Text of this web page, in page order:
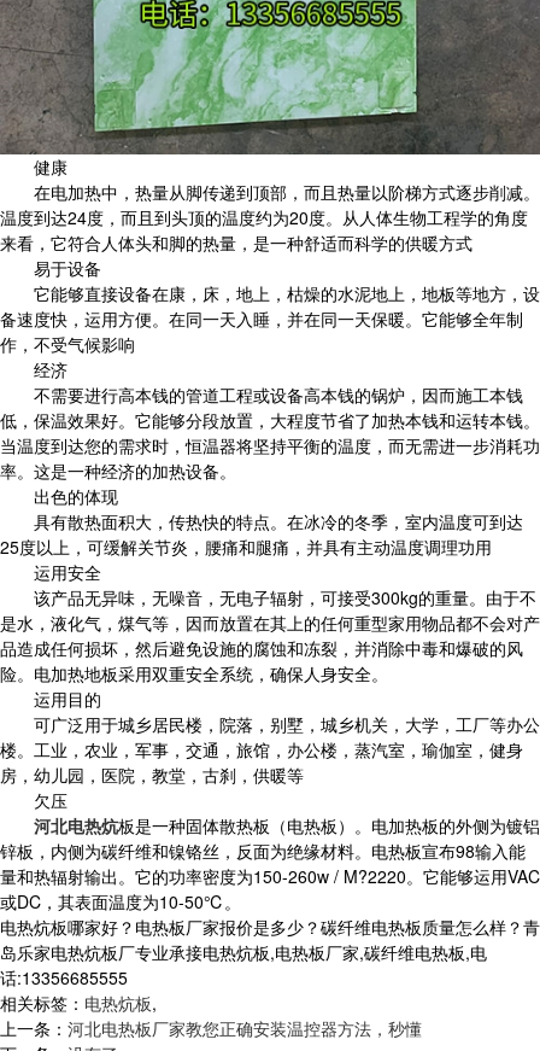
健康
在电加热中，热量从脚传递到顶部，而且热量以阶梯方式逐步削减。
温度到达24度，而且到头顶的温度约为20度。从人体生物工程学的角度
来看，它符合人体头和脚的热量，是一种舒适而科学的供暖方式
易于设备
它能够直接设备在康，床，地上，枯燥的水泥地上，地板等地方，设
备速度快，运用方便。在同一天入睡，并在同一天保暖。它能够全年制
作，不受气候影响
经济
不需要进行高本钱的管道工程或设备高本钱的锅炉，因而施工本钱
低，保温效果好。它能够分段放置，大程度节省了加热本钱和运转本钱。
当温度到达您的需求时，恒温器将坚持平衡的温度，而无需进一步消耗功
率。这是一种经济的加热设备。
出色的体现
具有散热面积大，传热快的特点。在冰冷的冬季，室内温度可到达
25度以上，可缓解关节炎，腰痛和腿痛，并具有主动温度调理功用
运用安全
该产品无异味，无噪音，无电子辐射，可接受300kg的重量。由于不
是水，液化气，煤气等，因而放置在其上的任何重型家用物品都不会对产
品造成任何损坏，然后避免设施的腐蚀和冻裂，并消除中毒和爆破的风
险。电加热地板采用双重安全系统，确保人身安全。
运用目的
可广泛用于城乡居民楼，院落，别墅，城乡机关，大学，工厂等办公
楼。工业，农业，军事，交通，旅馆，办公楼，蒸汽室，瑜伽室，健身
房，幼儿园，医院，教堂，古刹，供暖等
欠压
河北电热炕板是一种固体散热板（电热板）。电加热板的外侧为镀铝
锌板，内侧为碳纤维和镍铬丝，反面为绝缘材料。电热板宣布98输入能
量和热辐射输出。它的功率密度为150-260w / M?2220。它能够运用VAC
或DC，其表面温度为10-50℃。
电热炕板哪家好？电热板厂家报价是多少？碳纤维电热板质量怎么样？青
岛乐家电热炕板厂专业承接电热炕板,电热板厂家,碳纤维电热板,电
话:13356685555
相关标签： 电热炕板,
上一条： 河北电热板厂家教您正确安装温控器方法，秒懂